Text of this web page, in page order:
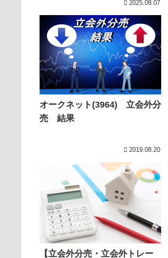
2025.08.07
オークネット(3964) 立会外分
売 結果
2019.08.20
【立会外分売・立会外トレー